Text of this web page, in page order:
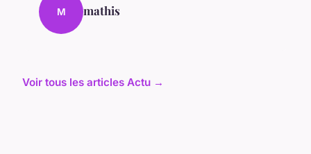
M mathis
Voir tous les articles Actu →